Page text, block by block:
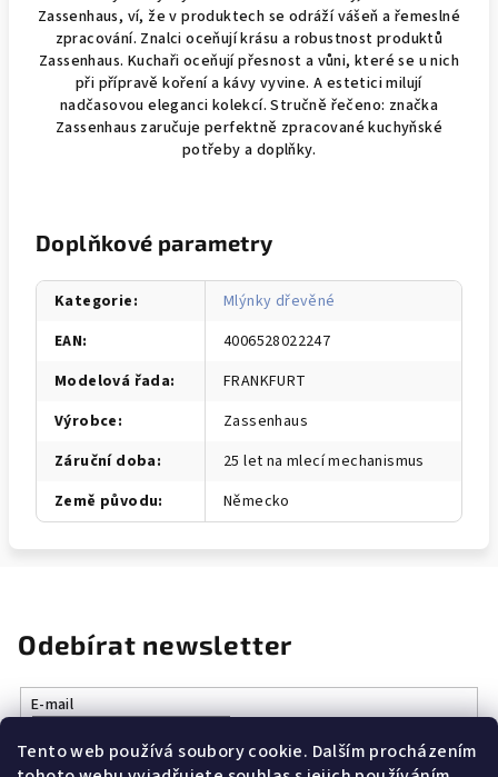
Tento web používá soubory cookie. Dalším procházením
Zassenhaus, ví, že v produktech se odráží vášeň a řemeslné
zpracování. Znalci oceňují krásu a robustnost produktů
Zassenhaus. Kuchaři oceňují přesnost a vůni, které se u nich
při přípravě koření a kávy vyvine. A estetici milují
nadčasovou eleganci kolekcí. Stručně řečeno: značka
Zassenhaus zaručuje perfektně zpracované kuchyňské
potřeby a doplňky.
Doplňkové parametry
Kategorie:
Mlýnky dřevěné
EAN:
4006528022247
Modelová řada:
FRANKFURT
Výrobce:
Zassenhaus
Záruční doba:
25 let na mlecí mechanismus
Země původu: Německo
Odebírat newsletter
E-mail
Vložením e-mailu souhlasíte spodmínkami ochrany osobních